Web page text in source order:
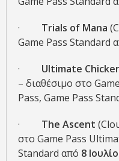
·
Trials of Mana
Game Pass Standard
·
Ultimate
– διαθέσιμο στο
Pass, Game Pass
· The Ascent
στο Game Pass
Standard από 8